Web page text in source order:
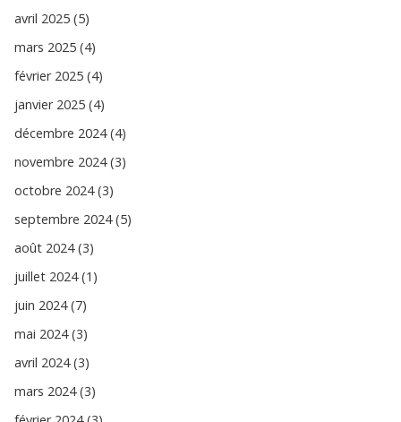
avril 2025 (5)
mars 2025 (4)
février 2025 (4)
janvier 2025 (4)
décembre 2024 (4)
novembre 2024 (3)
octobre 2024 (3)
septembre 2024 (5)
août 2024 (3)
juillet 2024 (1)
juin 2024 (7)
mai 2024 (3)
avril 2024 (3)
mars 2024 (3)